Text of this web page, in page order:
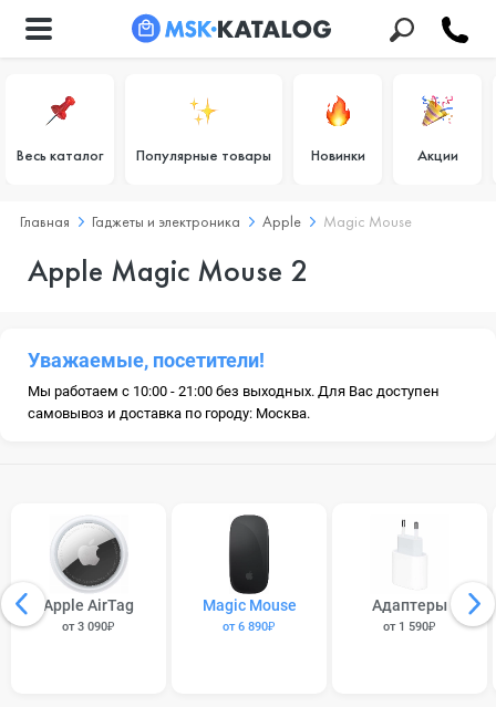
Весь каталог Популярные товары Новинки Акции
Главная Гаджеты и электроника Apple Magic Mouse
Apple Magic Mouse 2
Уважаемые, посетители!
Мы работаем с 10:00 - 21:00 без выходных. Для Вас доступен
самовывоз и доставка по городу: Москва.
Apple AirTag
от 3 090₽
Magic Mouse
от 6 890₽
Адаптеры
от 1 590₽